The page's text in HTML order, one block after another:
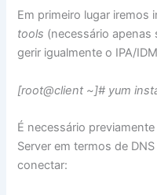
Em primeiro lugar
tools (necessário
gerir igualmente o IPA/
[root@client ~]# yum
É necessário
Server em termos de
conectar: